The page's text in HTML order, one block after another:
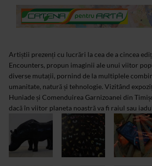
Artiștii prezenți cu lucrări la cea de a cincea
Encounters, propun imaginii ale unui viitor
diverse mutații, pornind de la multiplele
umanitate, natură și tehnologie. Vizitând
Huniade și Comenduirea Garnizoanei din
dacă în viitor planeta noastră va fi raiul sau